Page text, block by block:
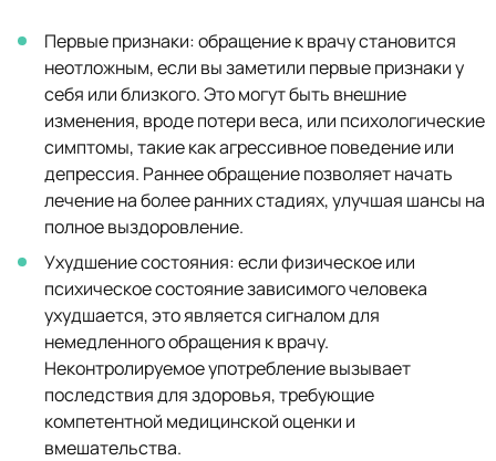
Первые признаки: обращение к врачу становится
неотложным, если вы заметили первые признаки у
себя или близкого. Это могут быть внешние
изменения, вроде потери веса, или психологические
симптомы, такие как агрессивное поведение или
депрессия. Раннее обращение позволяет начать
лечение на более ранних стадиях, улучшая шансы на
полное выздоровление.
Ухудшение состояния: если физическое или
психическое состояние зависимого человека
ухудшается, это является сигналом для
немедленного обращения к врачу.
Неконтролируемое употребление вызывает
последствия для здоровья, требующие
компетентной медицинской оценки и
вмешательства.